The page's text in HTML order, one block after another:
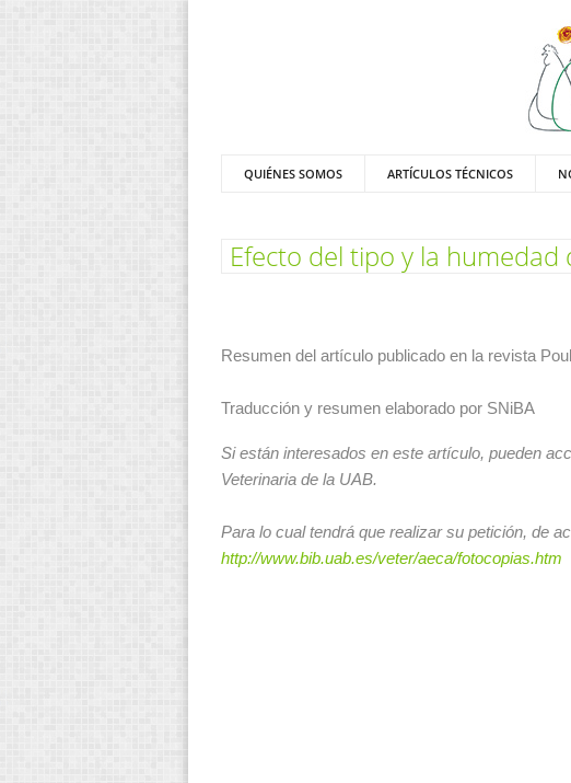
QUIÉNES SOMOS ARTÍCULOS TÉCNICOS
Efecto del tipo y la
Resumen del artículo publicado en la revista
Traducción y resumen elaborado por SNiBA
Si están interesados en este artículo, pueden
Veterinaria de la UAB.
Para lo cual tendrá que realizar su petición, de
http://www.bib.uab.es/veter/aeca/fotocopias.htm